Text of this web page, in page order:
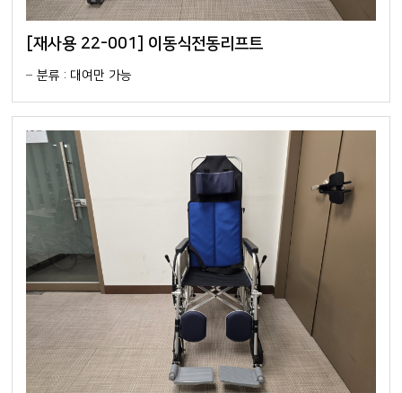
[재사용 22-001] 이동식전동리프트
분류 : 대여만 가능